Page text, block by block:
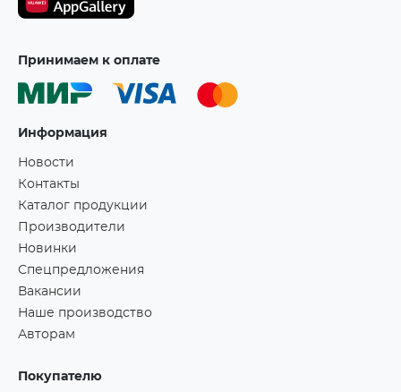
Принимаем к оплате
Информация
Новости
Контакты
Каталог продукции
Производители
Новинки
Спецпредложения
Вакансии
Наше производство
Авторам
Покупателю